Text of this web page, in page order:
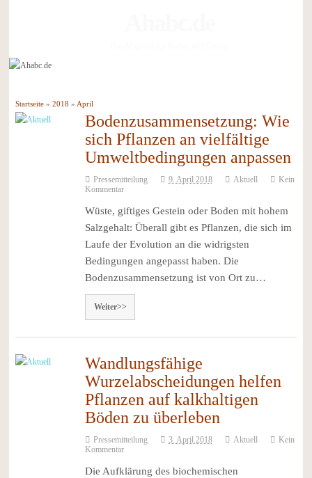
Startseite» 2018 » April
Bodenzusammensetzung: Wie
sich Pflanzen an vielfältige
Umweltbedingungen anpassen
Pressemitteilung 9. April 2018 Aktuell
Kein
Kommentar
Wüste, giftiges Gestein oder Boden mit hohem
Salzgehalt: Überall gibt es Pflanzen, die sich im
Laufe der Evolution an die widrigsten
Bedingungen angepasst haben. Die
Bodenzusammensetzung ist von Ort zu…
Weiter>>
Wandlungsfähige
Wurzelabscheidungen helfen
Pflanzen auf kalkhaltigen
Böden zu überleben
Pressemitteilung 3. April 2018 Aktuell
Kein
Kommentar
Die Aufklärung des biochemischen